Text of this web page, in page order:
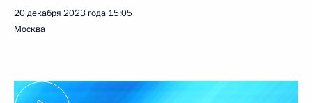
20 декабря 2023 года 15:05
Москва